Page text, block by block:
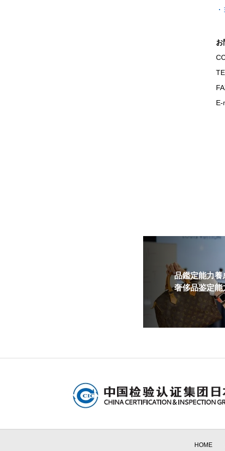
お
E-
品鑑定能力養
奢侈品鉴定能
HOME